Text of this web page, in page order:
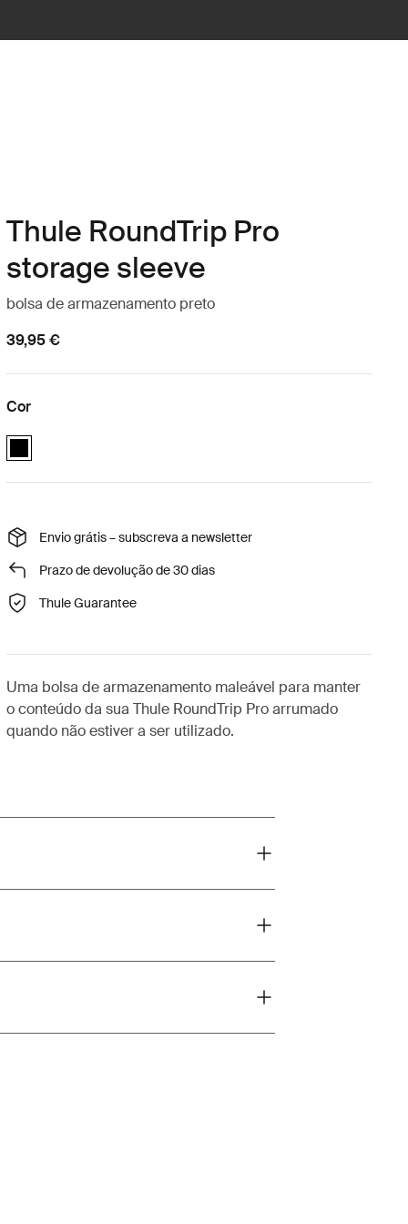
Thule RoundTrip Pro
storage sleeve
bolsa de armazenamento preto
39,95 €
Cor
Thule RoundTrip Pro storage sleeve Preto (selected)
Envio grátis – subscreva a newsletter
Prazo de devolução de 30 dias
Thule Guarantee
Uma bolsa de armazenamento maleável para manter
o conteúdo da sua Thule RoundTrip Pro arrumado
quando não estiver a ser utilizado.